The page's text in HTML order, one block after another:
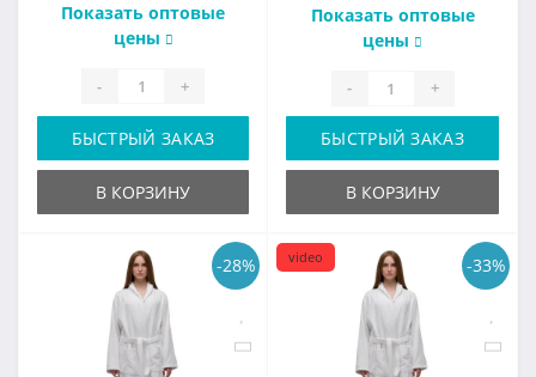
Показать оптовые
цены
- +
БЫСТРЫЙ ЗАКАЗ
В КОРЗИНУ
Показать оптовые
цены
- +
БЫСТРЫЙ ЗАКАЗ
В КОРЗИНУ
-28% -33%
video